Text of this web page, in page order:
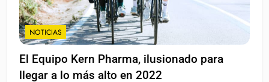
NOTICIAS
El Equipo Kern Pharma, ilusionado para
llegar a lo más alto en 2022